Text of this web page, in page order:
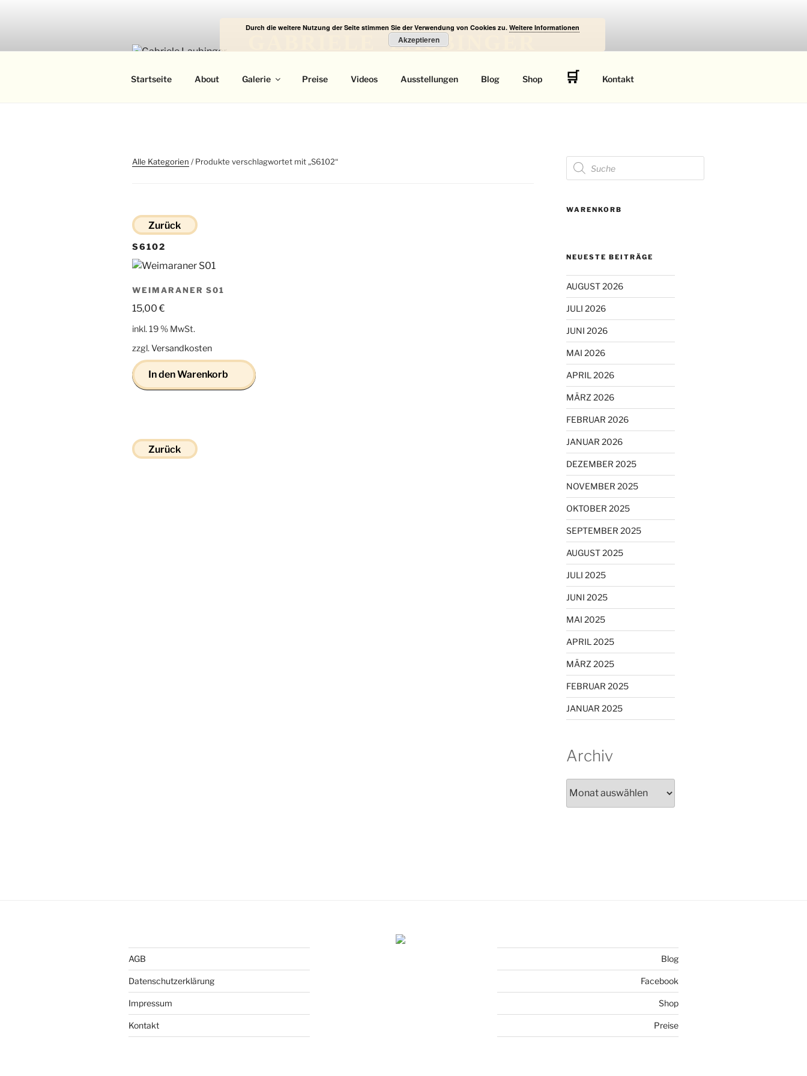
GABRIELE LAUBINGER
Startseite About Galerie Preise Videos Ausstellungen Blog Shop 🛒 Kontakt
Alle Kategorien / Produkte verschlagwortet mit „S6102“
Zurück
S6102
WEIMARANER S01
15,00€
inkl. 19 % MwSt.
zzgl.Versandkosten
In den Warenkorb
Zurück
Products
search
WARENKORB
NEUESTE BEITRÄGE
AUGUST 2026
JULI 2026
JUNI 2026
MAI 2026
APRIL 2026
MÄRZ 2026
FEBRUAR 2026
JANUAR 2026
DEZEMBER 2025
NOVEMBER 2025
OKTOBER 2025
SEPTEMBER 2025
AUGUST 2025
JULI 2025
JUNI 2025
MAI 2025
APRIL 2025
MÄRZ 2025
FEBRUAR 2025
JANUAR 2025
Archiv
AGB
Datenschutzerklärung
Impressum
Kontakt
Blog
Facebook
Shop
Preise
Durch die weitere Nutzung der Seite stimmen Sie der Verwendung von Cookies zu. Weitere Informationen
Akzeptieren